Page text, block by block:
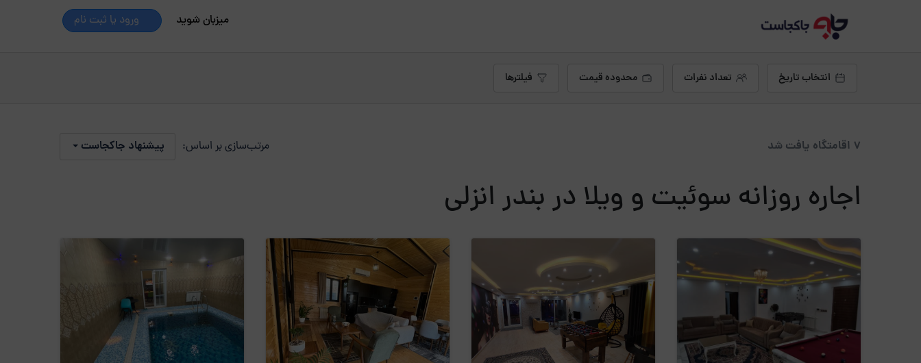
میزبان شوید ورود یا ثبت نام
انتخاب تاریخ تعداد نفرات محدوده قیمت فیلترها
7 اقامتگاه یافت شد مرتب‌سازی بر اساس: پیشنهاد جاکجاست
اجاره روزانه سوئیت و ویلا در بندر انزلی